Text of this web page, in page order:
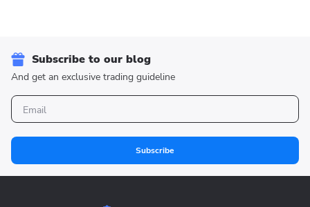
Subscribe to our blog
And get an exclusive trading guideline
Subscribe